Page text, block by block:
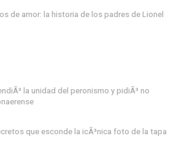
de amor: la historia de los padres de Lionel
la unidad del peronismo y pidiÃ³ no
que esconde la icÃ³nica foto de la tapa